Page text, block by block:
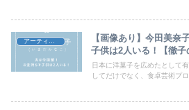
アーティスト
【画像あり】今田美奈
子供は2人いる！【徹子
日本に洋菓子を広めたとして
してだけでなく、食卓芸術プロ